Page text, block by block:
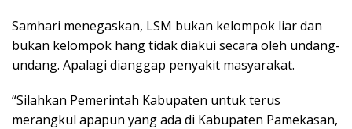
Samhari menegaskan, LSM bukan kelompok liar dan
bukan kelompok hang tidak diakui secara oleh undang-
undang. Apalagi dianggap penyakit masyarakat.
“Silahkan Pemerintah Kabupaten untuk terus
merangkul apapun yang ada di Kabupaten Pamekasan,